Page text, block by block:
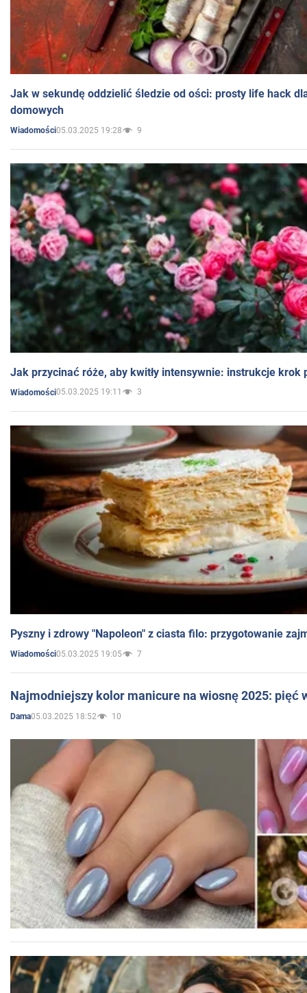
Jak w sekundę oddzielić śledzie od ości: prosty life hack
domowych
Wiadomości05.03.2025 19:28 9
Jak przycinać róże, aby kwitły intensywnie: instrukcje krok
Wiadomości05.03.2025 19:11 3
Pyszny i zdrowy "Napoleon" z ciasta filo: przygotowanie
Wiadomości05.03.2025 19:05 7
Najmodniejszy kolor manicure na wiosnę 2025: pięć
Dama05.03.2025 18:52 10